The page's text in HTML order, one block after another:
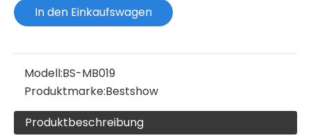
In den Einkaufswagen
Modell:BS-MB019
Produktmarke:Bestshow
Produktbeschreibung